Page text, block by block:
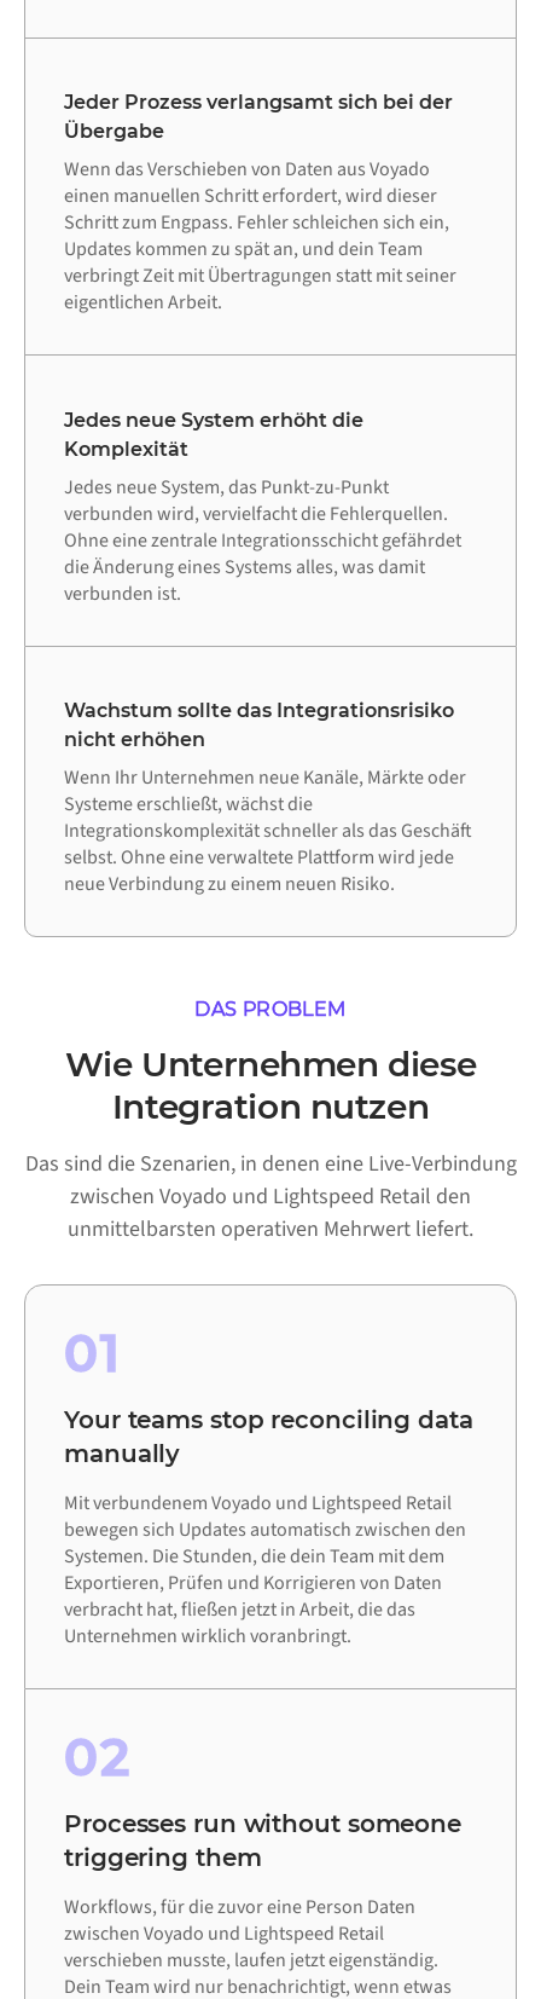
Jeder Prozess verlangsamt sich bei der
Übergabe
Wenn das Verschieben von Daten aus Voyado
einen manuellen Schritt erfordert, wird dieser
Schritt zum Engpass. Fehler schleichen sich ein,
Updates kommen zu spät an, und dein Team
verbringt Zeit mit Übertragungen statt mit seiner
eigentlichen Arbeit.
Jedes neue System erhöht die
Komplexität
Jedes neue System, das Punkt-zu-Punkt
verbunden wird, vervielfacht die Fehlerquellen.
Ohne eine zentrale Integrationsschicht gefährdet
die Änderung eines Systems alles, was damit
verbunden ist.
Wachstum sollte das Integrationsrisiko
nicht erhöhen
Wenn Ihr Unternehmen neue Kanäle, Märkte oder
Systeme erschließt, wächst die
Integrationskomplexität schneller als das Geschäft
selbst. Ohne eine verwaltete Plattform wird jede
neue Verbindung zu einem neuen Risiko.
DAS PROBLEM
Wie Unternehmen diese
Integration nutzen
Das sind die Szenarien, in denen eine Live-Verbindung
zwischen Voyado und Lightspeed Retail den
unmittelbarsten operativen Mehrwert liefert.
01
Your teams stop reconciling data
manually
Mit verbundenem Voyado und Lightspeed Retail
bewegen sich Updates automatisch zwischen den
Systemen. Die Stunden, die dein Team mit dem
Exportieren, Prüfen und Korrigieren von Daten
verbracht hat, fließen jetzt in Arbeit, die das
Unternehmen wirklich voranbringt.
02
Processes run without someone
triggering them
Workflows, für die zuvor eine Person Daten
zwischen Voyado und Lightspeed Retail
verschieben musste, laufen jetzt eigenständig.
Dein Team wird nur benachrichtigt, wenn etwas